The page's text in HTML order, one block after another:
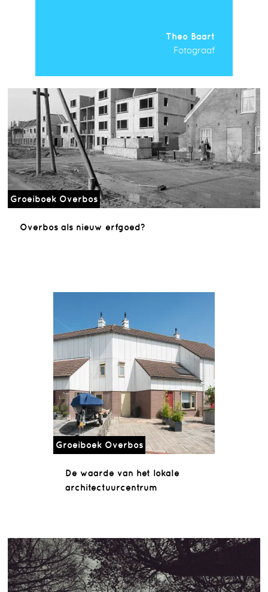
Theo Baart
Fotograaf
Groeiboek Overbos
Overbos als nieuw erfgoed?
Groeiboek Overbos
De waarde van het lokale
architectuurcentrum